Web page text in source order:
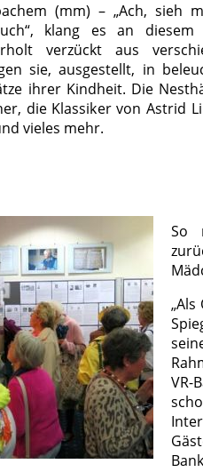
(mm) – „Ach, sieh
klang es an diesem
verzückt aus
sie, ausgestellt, in
ihrer Kindheit. Die
die Klassiker von Astrid
vieles mehr.
So
VR-